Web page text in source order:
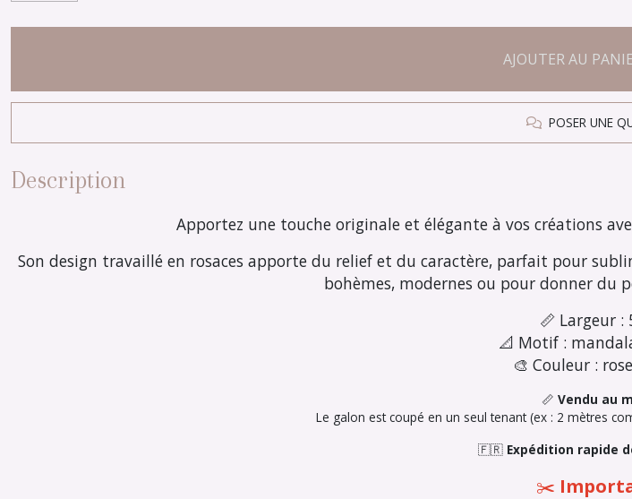
AJOUTER AU
POSER UNE
Description
Apportez une touche originale et élégante à vos créations
Son design travaillé en rosaces apporte du relief et du caractère, parfait pour
bohèmes, modernes ou pour donner du
📏 Largeur :
📐 Motif :
🎨 Couleur :
📏 Vendu au
Le galon est coupé en un seul tenant (ex : 2 mètres
🇫🇷 Expédition rapide
✂️